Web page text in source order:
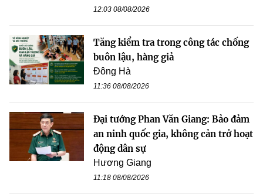
12:03 08/08/2026
Tăng kiểm tra trong công tác chống
buôn lậu, hàng giả
Đông Hà
11:36 08/08/2026
Đại tướng Phan Văn Giang: Bảo đảm
an ninh quốc gia, không cản trở hoạt
động dân sự
Hương Giang
11:18 08/08/2026